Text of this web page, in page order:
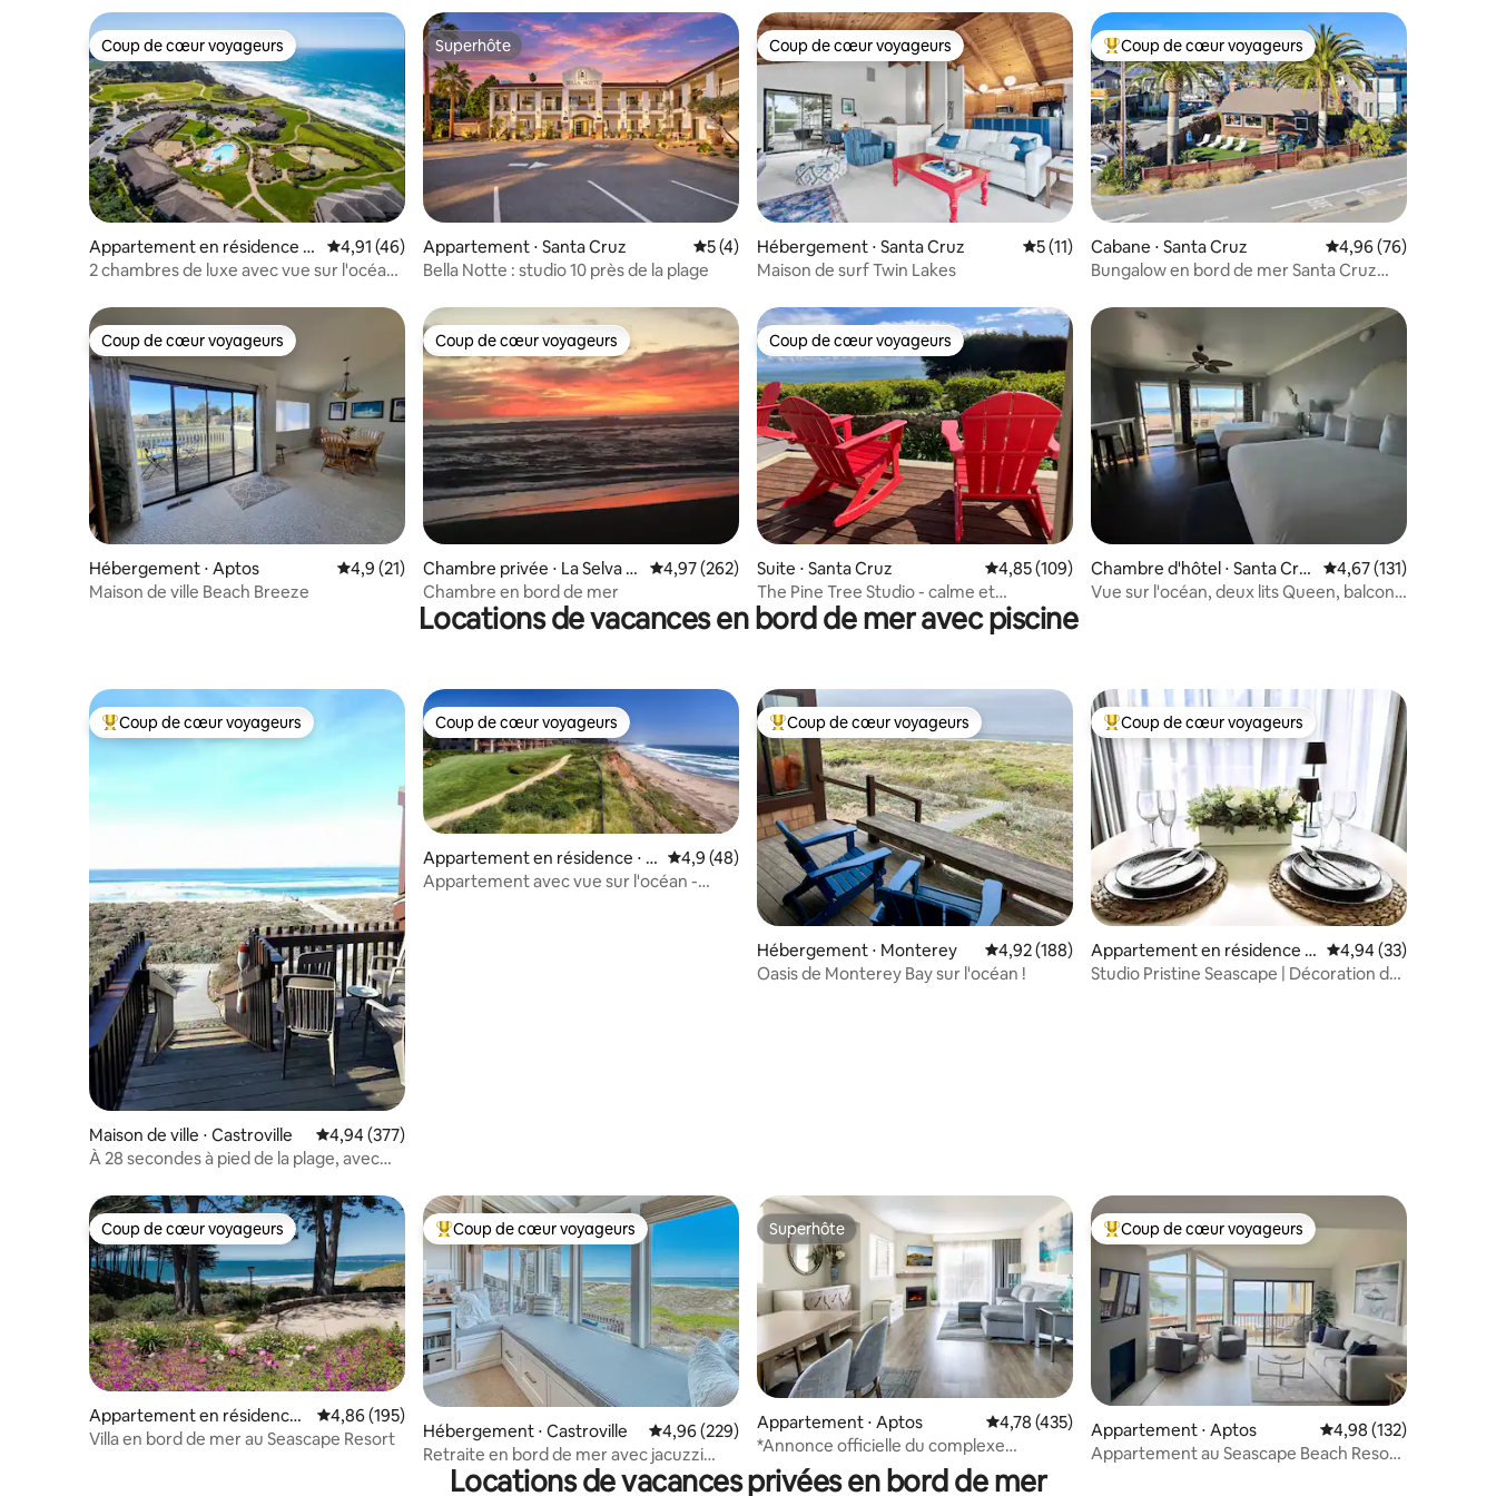
Coup de cœur voyageurs
Coup de cœur voyageurs
Appartement en résidence ⋅
Aptos
Évaluation moyenne sur la base de 46 commentaires : 4,91 sur 5
4,91 (46)
2 chambres de luxe avec vue sur l'océan
Superhôte
Superhôte
Appartement ⋅ Santa Cruz Évaluation moyenne sur la base de 4 commentaires : 5 sur 5
5 (4)
Bella Notte : studio 10 près de la plage
Coup de cœur voyageurs
Coup de cœur voyageurs
Hébergement ⋅ Santa Cruz Évaluation moyenne sur la base de 11 commentaires : 5 sur 5
5 (11)
Maison de surf Twin Lakes
Coups de cœur voyageurs les plus appréciés
Coup de cœur voyageurs
Cabane ⋅ Santa Cruz Évaluation moyenne
4,96 (76)
Bungalow en bord de mer Santa Cruz
Coup de cœur voyageurs
Coup de cœur voyageurs
Hébergement ⋅ Aptos Évaluation moyenne sur la base de 21 commentaires : 4,9 sur 5
4,9 (21)
Maison de ville Beach Breeze
Coup de cœur voyageurs
Coup de cœur voyageurs
Chambre privée ⋅ La Selva B
each
Évaluation moyenne sur la base de 262 commentaires : 4,97 sur 5
4,97 (262)
Chambre en bord de mer
Coup de cœur voyageurs
Coup de cœur voyageurs
Suite ⋅ Santa Cruz Évaluation moyenne sur la base de 109 commentaires : 4,85 sur 5
4,85 (109)
The Pine Tree Studio - calme et
confortable
Chambre d'hôtel ⋅ Santa Cru
z
Évaluation moyenne
4,67 (131)
Vue sur l'océan, deux lits Queen, balcon
Locations de vacances en bord de mer avec piscine
Coups de cœur voyageurs les plus appréciés
Coup de cœur voyageurs
Maison de ville ⋅ Castroville Évaluation moyenne sur la base de 377 commentaires : 4,94 sur 5
4,94 (377)
À 28 secondes à pied de la plage, avec
Coup de cœur voyageurs
Coup de cœur voyageurs
Appartement en résidence ⋅ A
ptos
Évaluation moyenne sur la base de 48 commentaires : 4,9 sur 5
4,9 (48)
Appartement avec vue sur l'océan -
Coups de cœur voyageurs les plus appréciés
Coup de cœur voyageurs
Hébergement ⋅ Monterey Évaluation moyenne sur la base de 188 commentaires : 4,92 sur 5
4,92 (188)
Oasis de Monterey Bay sur l'océan !
Coups de cœur voyageurs les plus appréciés
Coup de cœur voyageurs
Appartement en résidence ⋅
Aptos
Évaluation moyenne
4,94 (33)
Studio Pristine Seascape | Décoration de
Coup de cœur voyageurs
Coup de cœur voyageurs
Appartement en résidence ⋅
Aptos
Évaluation moyenne sur la base de 195 commentaires : 4,86 sur 5
4,86 (195)
Villa en bord de mer au Seascape Resort
Coups de cœur voyageurs les plus appréciés
Coup de cœur voyageurs
Hébergement ⋅ Castroville Évaluation moyenne sur la base de 229 commentaires : 4,96 sur 5
4,96 (229)
Retraite en bord de mer avec jacuzzi
privé
Superhôte
Superhôte
Appartement ⋅ Aptos Évaluation moyenne sur la base de 435 commentaires : 4,78 sur 5
4,78 (435)
*Annonce officielle du complexe
hôtelier* Villa de 2 chambres avec vue
partielle
Coups de cœur voyageurs les plus appréciés
Coup de cœur voyageurs
Appartement ⋅ Aptos Évaluation moyenne
4,98 (132)
Appartement au Seascape Beach Resort
Locations de vacances privées en bord de mer